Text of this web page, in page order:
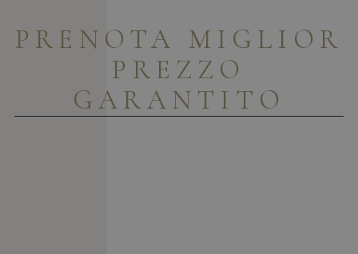
PRENOTA MIGLIOR
PREZZO
GARANTITO